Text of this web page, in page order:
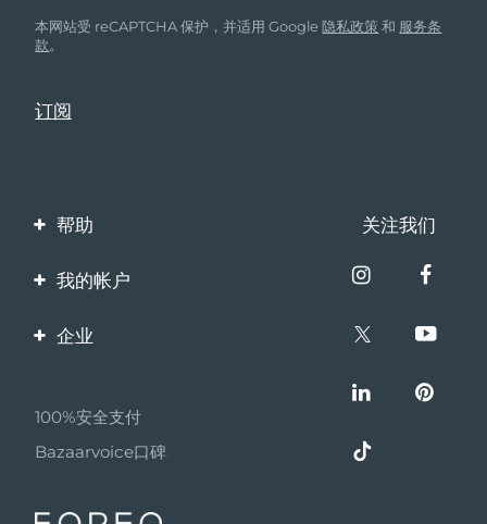
本网站受 reCAPTCHA 保护，并适用 Google隐私政策 和 服务条
款。
帮助
联系我们
保修与退换货
关注我们
我的帐户
产品注册
企业
伙伴计划
联盟新闻
100%安全支付
Bazaarvoice口碑